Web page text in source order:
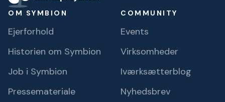
OM SYMBION
Ejerforhold
Historien om Symbion
Job i Symbion
Pressemateriale
COMMUNITY
Events
Virksomheder
Iværksætterblog
Nyhedsbrev